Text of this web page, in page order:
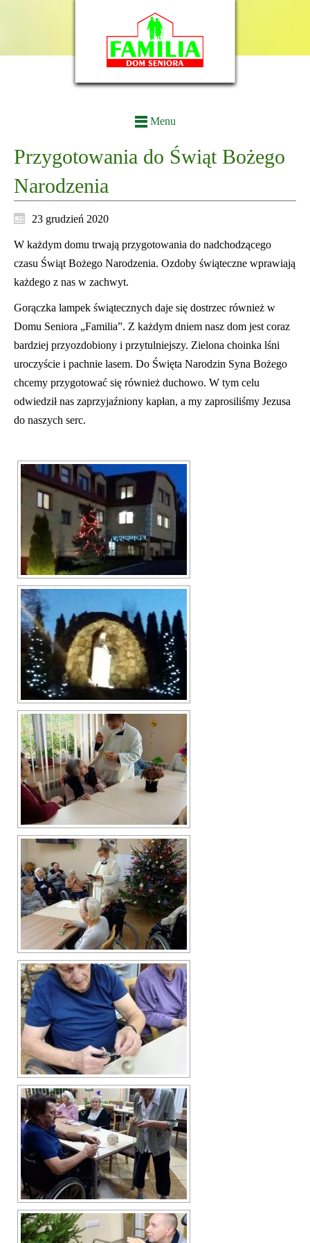
Menu
Przygotowania do Świąt Bożego
Narodzenia
23 grudzień 2020
W każdym domu trwają przygotowania do nadchodzącego
czasu Świąt Bożego Narodzenia. Ozdoby świąteczne wprawiają
każdego z nas w zachwyt.
Gorączka lampek świątecznych daje się dostrzec również w
Domu Seniora „Familia”. Z każdym dniem nasz dom jest coraz
bardziej przyozdobiony i przytulniejszy. Zielona choinka lśni
uroczyście i pachnie lasem. Do Święta Narodzin Syna Bożego
chcemy przygotować się również duchowo. W tym celu
odwiedził nas zaprzyjaźniony kapłan, a my zaprosiliśmy Jezusa
do naszych serc.